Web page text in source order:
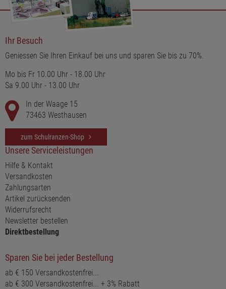
Ihr Besuch
Geniessen Sie Ihren Einkauf bei uns und sparen Sie bis zu 70%.
Mo bis Fr 10.00 Uhr - 18.00 Uhr
Sa 9.00 Uhr - 13.00 Uhr
In der Waage 15
73463 Westhausen
zum Schulranzen-Shop
Unsere Serviceleistungen
Hilfe & Kontakt
Versandkosten
Zahlungsarten
Artikel zurücksenden
Widerrufsrecht
Newsletter bestellen
Direktbestellung
Sparen Sie bei jeder Bestellung
ab € 150 Versandkostenfrei...
ab € 300 Versandkostenfrei... + 3% Rabatt